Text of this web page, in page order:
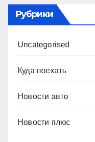
Рубрики
Uncategorised
Куда поехать
Новости авто
Новости плюс